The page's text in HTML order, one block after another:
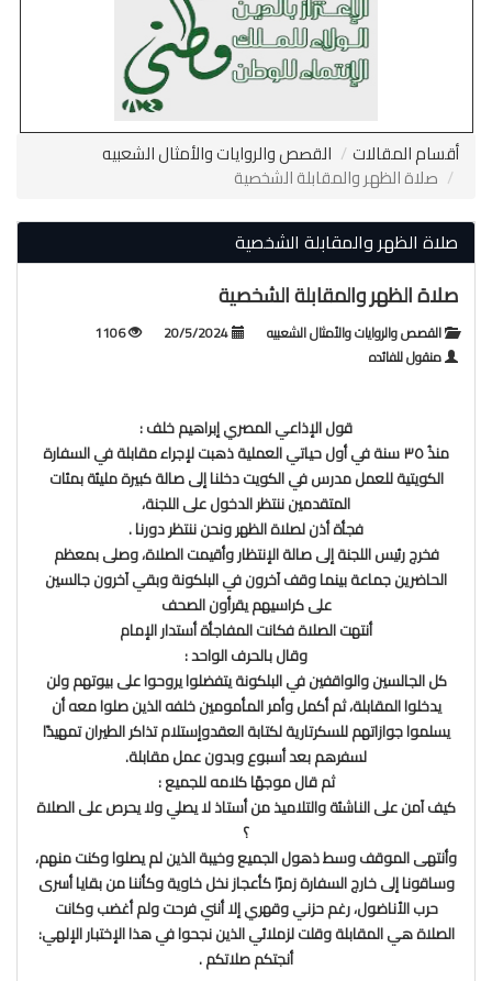
أقسام المقالات القصص والروايات والأمثال الشعبيه
صلاة الظهر والمقابلة الشخصية
صلاة الظهر والمقابلة الشخصية
صلاة الظهر والمقابلة الشخصية
القصص والروايات والأمثال الشعبيه
1106
منقول للفائده
قول الإذاعي المصري إبراهيم خلف :
منذُ ٣٥ سنة في أول حياتي العملية ذهبت لإجراء مقابلة في السفارة
الكويتية للعمل مدرس في الكويت دخلنا إلى صالة كبيرة مليئة بمئات
المتقدمين ننتظر الدخول على اللجنة،
فجأة أذن لصلاة الظهر ونحن ننتظر دورنا .
فخرج رئيس اللجنة إلى صالة الإنتظار وأقيمت الصلاة، وصلى بمعظم
الحاضرين جماعة بينما وقف آخرون في البلكونة وبقي آخرون جالسين
على كراسيهم يقرأون الصحف
أنتهت الصلاة فكانت المفاجأة أستدار الإمام
وقال بالحرف الواحد :
كل الجالسين والواقفين في البلكونة يتفضلوا يروحوا على بيوتهم ولن
يدخلوا المقابلة، ثم أكمل وأمر المأمومين خلفه الذين صلوا معه أن
يسلموا جوازاتهم للسكرتارية لكتابة العقدوإستلام تذاكر الطيران تمهيدًا
لسفرهم بعد أسبوع وبدون عمل مقابلة.
ثم قال موجهًا كلامه للجميع :
كيف آمن على الناشئة والتلاميذ من أستاذ لا يصلي ولا يحرص على الصلاة
؟
وأنتهى الموقف وسط ذهول الجميع وخيبة الذين لم يصلوا وكنت منهم،
وساقونا إلى خارج السفارة زمرًا كأعجاز نخل خاوية وكأننا من بقايا أسرى
حرب الأناضول، رغم حزني وقهري إلا أنني فرحت ولم أغضب وكانت
الصلاة هي المقابلة وقلت لزملائي الذين نجحوا في هذا الإختبار الإلهي:
أنجتكم صلاتكم .